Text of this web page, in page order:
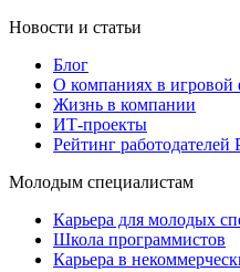
Новости и статьи
Блог
О компаниях в игровой
Жизнь в компании
ИТ-проекты
Рейтинг работодателей
Молодым специалистам
Карьера для молодых
Школа программистов
Карьера в